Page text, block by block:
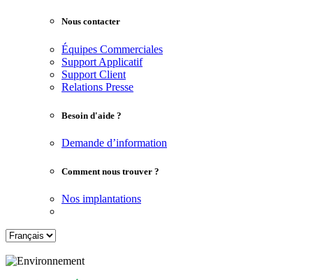
Nous contacter
Équipes Commerciales
Support Applicatif
Support Client
Relations Presse
Besoin d'aide ?
Demande d’information
Comment nous trouver ?
Nos implantations